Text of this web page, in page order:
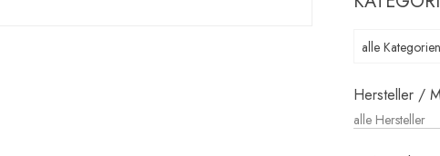
alle Kategorien
Hersteller /
alle Hersteller